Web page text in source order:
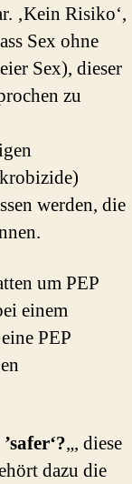
‚Kein Risiko‘,
Sex ohne
Sex), dieser
zu
werden, die
um PEP
einem
PEP
„, diese
dazu die